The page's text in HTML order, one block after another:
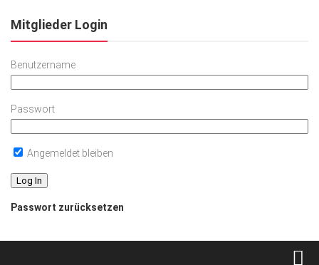
Mitglieder Login
Benutzername
Passwort
Angemeldet bleiben
Passwort zurücksetzen